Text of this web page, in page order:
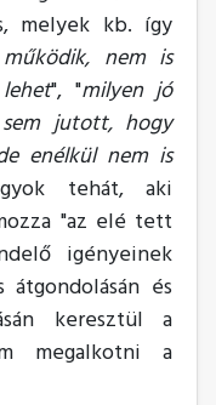
melyek kb. így
nem is
", "milyen jó
sem jutott, hogy
enélkül nem is
tehát, aki
"az elé tett
igényeinek
és
keresztül a
megalkotni a